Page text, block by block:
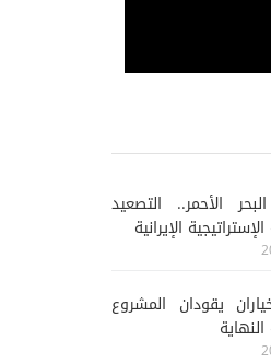
الأحمر.. التصعيد
الإيرانية
يقودان المشروع